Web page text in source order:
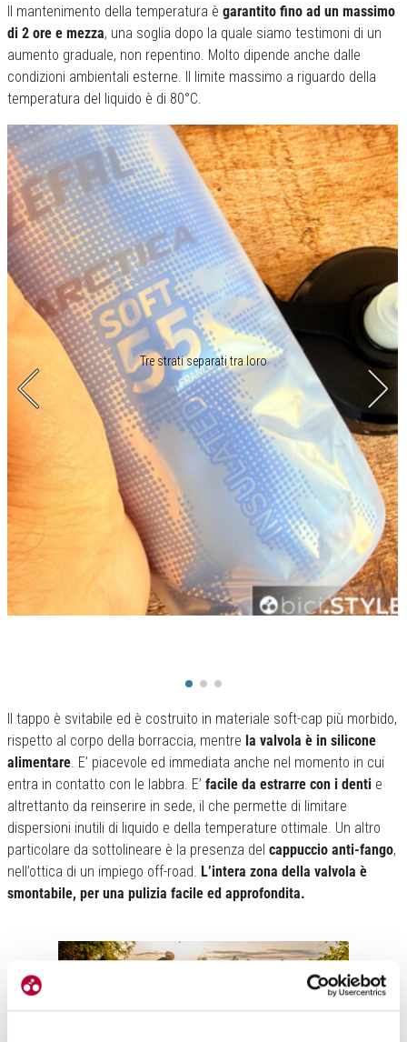
Il mantenimento della temperatura è garantito fino ad un massimo
di 2 ore e mezza, una soglia dopo la quale siamo testimoni di un
aumento graduale, non repentino. Molto dipende anche dalle
condizioni ambientali esterne. Il limite massimo a riguardo della
temperatura del liquido è di 80°C.
Tre strati separati tra loro
Il tappo è svitabile ed è costruito in materiale soft-cap più morbido,
rispetto al corpo della borraccia, mentre la valvola è in silicone
alimentare. E’ piacevole ed immediata anche nel momento in cui
entra in contatto con le labbra. E’ facile da estrarre con i denti e
altrettanto da reinserire in sede, il che permette di limitare
dispersioni inutili di liquido e della temperature ottimale. Un altro
particolare da sottolineare è la presenza del cappuccio anti-fango,
nell’ottica di un impiego off-road. L’intera zona della valvola è
smontabile, per una pulizia facile ed approfondita.